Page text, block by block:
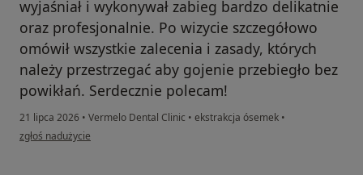
wyjaśniał i wykonywał zabieg bardzo delikatnie
oraz profesjonalnie. Po wizycie szczegółowo
omówił wszystkie zalecenia i zasady, których
należy przestrzegać aby gojenie przebiegło bez
powikłań. Serdecznie polecam!
21 lipca 2026 • Vermelo Dental Clinic • ekstrakcja ósemek •
w opinii użytkownika Kateryna
zgłoś nadużycie